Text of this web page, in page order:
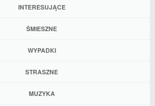
INTERESUJĄCE
ŚMIESZNE
WYPADKI
STRASZNE
MUZYKA